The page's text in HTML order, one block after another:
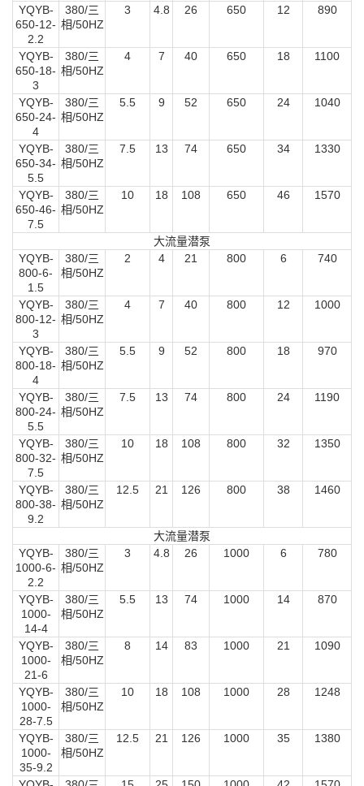
YQYB-
650-12-
2.2
380/三
相/50HZ
3 4.8 26 650 12 890
YQYB-
650-18-
3
380/三
相/50HZ
4 7 40 650 18 1100
YQYB-
650-24-
4
380/三
相/50HZ
5.5 9 52 650 24 1040
YQYB-
650-34-
5.5
380/三
相/50HZ
7.5 13 74 650 34 1330
YQYB-
650-46-
7.5
380/三
相/50HZ
10 18 108 650 46 1570
大流量潜泵
YQYB-
800-6-
1.5
380/三
相/50HZ
2 4 21 800 6 740
YQYB-
800-12-
3
380/三
相/50HZ
4 7 40 800 12 1000
YQYB-
800-18-
4
380/三
相/50HZ
5.5 9 52 800 18 970
YQYB-
800-24-
5.5
380/三
相/50HZ
7.5 13 74 800 24 1190
YQYB-
800-32-
7.5
380/三
相/50HZ
10 18 108 800 32 1350
YQYB-
800-38-
9.2
380/三
相/50HZ
12.5 21 126 800 38 1460
大流量潜泵
YQYB-
1000-6-
2.2
380/三
相/50HZ
3 4.8 26 1000 6 780
YQYB-
1000-
14-4
380/三
相/50HZ
5.5 13 74 1000 14 870
YQYB-
1000-
21-6
380/三
相/50HZ
8 14 83 1000 21 1090
YQYB-
1000-
28-7.5
380/三
相/50HZ
10 18 108 1000 28 1248
YQYB-
1000-
35-9.2
380/三
相/50HZ
12.5 21 126 1000 35 1380